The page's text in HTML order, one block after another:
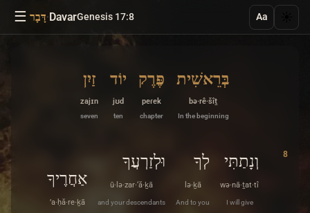
☰ דָּבָר·DavarGenesis 17:8 Aa
בְּרֵאשִׁית
bə·rê·šîṯ
In the beginning
פֶּרֶק
peɾek
chapter
יוֹד
jʊd
ten
זַיִן
zajɪn
seven
8 וְנָתַתִּי
wə·nā·ṯat·tî
I will give
לְךָ
lə·ḵā
And to you
וּלְזַרְעֲךָ
ū·lə·zar·‘ă·ḵā
and your descendants
אַחֲרֶיךָ
’a·ḥă·re·ḵā